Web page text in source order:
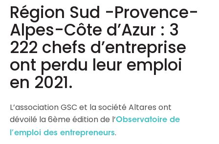
Région Sud -Provence-
Alpes-Côte d’Azur : 3
222 chefs d’entreprise
ont perdu leur emploi
en 2021.
L’association GSC et la société Altares ont
dévoilé la 6ème édition de l’Observatoire de
l’emploi des entrepreneurs.